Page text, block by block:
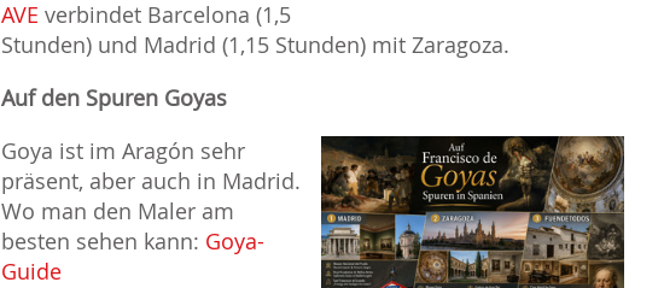
AVE verbindet Barcelona (1,5
Stunden) und Madrid (1,15 Stunden) mit Zaragoza.
Auf den Spuren Goyas
Goya ist im Aragón sehr
präsent, aber auch in Madrid.
Wo man den Maler am
besten sehen kann: Goya-
Guide